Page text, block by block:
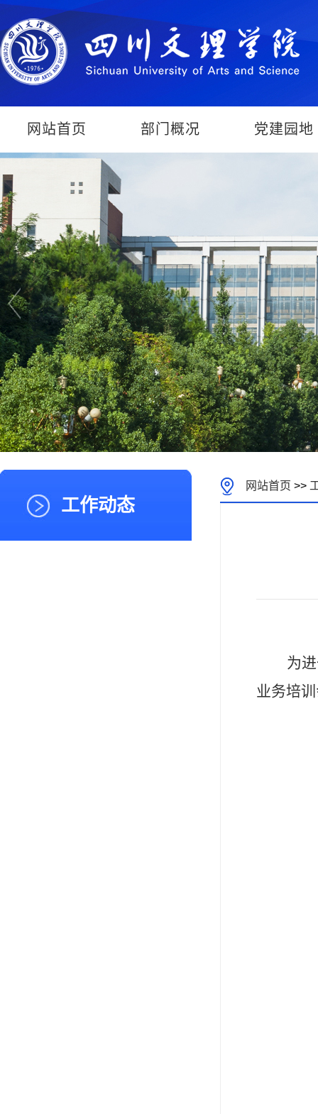
网站首页 部门概况 党建园地
工作动态
网站首页 >>
为
业务培